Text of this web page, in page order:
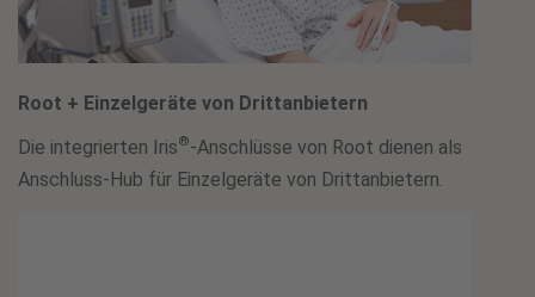
Root + Einzelgeräte von Drittanbietern
Die integrierten Iris®-Anschlüsse von Root dienen als
Anschluss-Hub für Einzelgeräte von Drittanbietern.